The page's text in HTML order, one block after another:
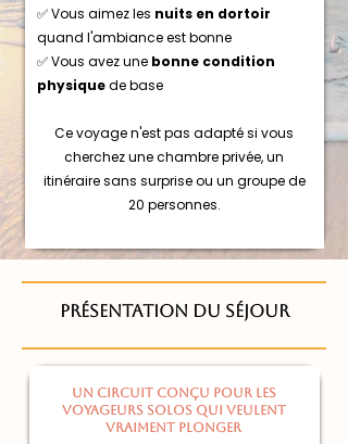
✅ Vous aimez les nuits en dortoir
quand l'ambiance est bonne
✅ Vous avez une bonne condition
physiquede base
Ce voyage n'est pas adapté si vous
cherchez une chambre privée, un
itinéraire sans surprise ou un groupe de
20 personnes.
PRÉSENTATION DU SÉJOUR
Un circuit conçu pour les
voyageurs solos qui veulent
vraiment plonger